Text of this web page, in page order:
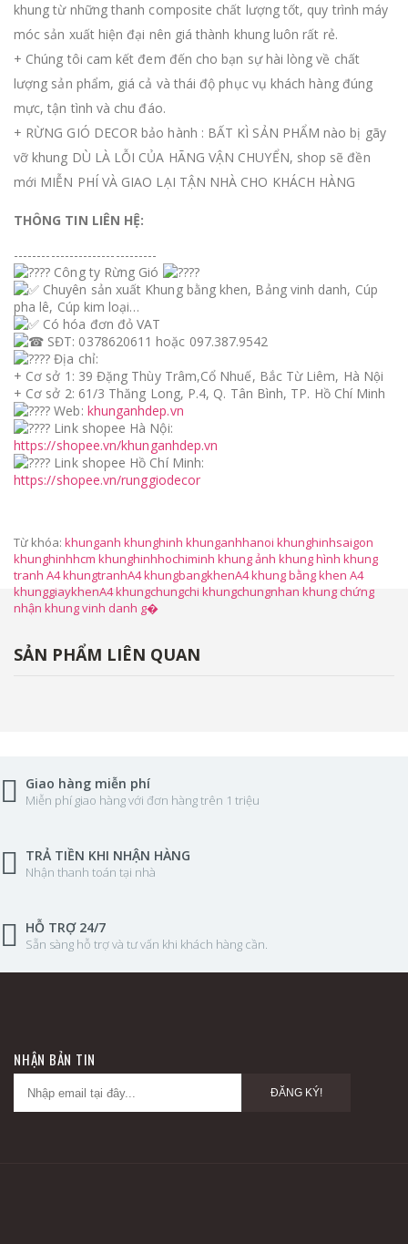
khung từ những thanh composite chất lượng tốt, quy trình máy
móc sản xuất hiện đại nên giá thành khung luôn rất rẻ.
+ Chúng tôi cam kết đem đến cho bạn sự hài lòng về chất
lượng sản phẩm, giá cả và thái độ phục vụ khách hàng đúng
mực, tận tình và chu đáo.
+ RỪNG GIÓ DECOR bảo hành : BẤT KÌ SẢN PHẨM nào bị gãy
vỡ khung DÙ LÀ LỖI CỦA HÃNG VẬN CHUYỂN, shop sẽ đền
mới MIỄN PHÍ VÀ GIAO LẠI TẬN NHÀ CHO KHÁCH HÀNG
THÔNG TIN LIÊN HỆ:
-------------------------------
Công ty Rừng Gió
Chuyên sản xuất Khung bằng khen, Bảng vinh danh, Cúp
pha lê, Cúp kim loại…
Có hóa đơn đỏ VAT
SĐT: 0378620611 hoặc 097.387.9542
Địa chỉ:
+ Cơ sở 1: 39 Đặng Thùy Trâm,Cổ Nhuế, Bắc Từ Liêm, Hà Nội
+ Cơ sở 2: 61/3 Thăng Long, P.4, Q. Tân Bình, TP. Hồ Chí Minh
Web: khunganhdep.vn
Link shopee Hà Nội:
https://shopee.vn/khunganhdep.vn
Link shopee Hồ Chí Minh:
https://shopee.vn/runggiodecor
Từ khóa: khunganh khunghinh khunganhhanoi khunghinhsaigon
khunghinhhcm khunghinhhochiminh khung ảnh khung hình khung
tranh A4 khungtranhA4 khungbangkhenA4 khung bằng khen A4
khunggiaykhenA4 khungchungchi khungchungnhan khung chứng
nhận khung vinh danh g�
SẢN PHẨM LIÊN QUAN
Giao hàng miễn phí
Miễn phí giao hàng với đơn hàng trên 1 triệu
TRẢ TIỀN KHI NHẬN HÀNG
Nhận thanh toán tại nhà
HỖ TRỢ 24/7
Sẵn sàng hỗ trợ và tư vấn khi khách hàng cần.
NHẬN BẢN TIN
ĐĂNG KÝ!